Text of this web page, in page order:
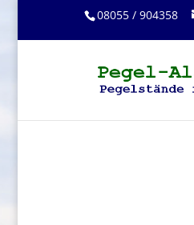
08055 / 904358